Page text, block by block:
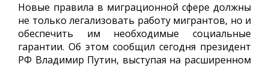
Новые правила в миграционной сфере должны
не только легализовать работу мигрантов, но и
обеспечить им необходимые социальные
гарантии. Об этом сообщил сегодня президент
РФ Владимир Путин, выступая на расширенном